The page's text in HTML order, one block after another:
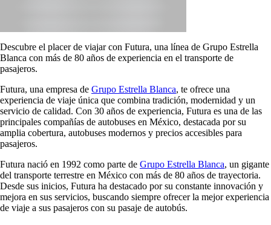
Descubre el placer de viajar con Futura, una línea de Grupo Estrella
Blanca con más de 80 años de experiencia en el transporte de
pasajeros.
Futura, una empresa de Grupo Estrella Blanca, te ofrece una
experiencia de viaje única que combina tradición, modernidad y un
servicio de calidad. Con 30 años de experiencia, Futura es una de las
principales compañías de autobuses en México, destacada por su
amplia cobertura, autobuses modernos y precios accesibles para
pasajeros.
Futura nació en 1992 como parte de Grupo Estrella Blanca, un gigante
del transporte terrestre en México con más de 80 años de trayectoria.
Desde sus inicios, Futura ha destacado por su constante innovación y
mejora en sus servicios, buscando siempre ofrecer la mejor experiencia
de viaje a sus pasajeros con su pasaje de autobús.